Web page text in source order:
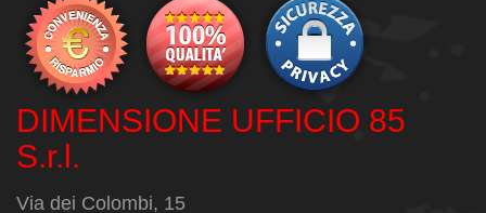
DIMENSIONE UFFICIO 85
S.r.l.
Via dei Colombi, 15